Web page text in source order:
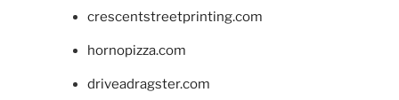
crescentstreetprinting.com
hornopizza.com
driveadragster.com